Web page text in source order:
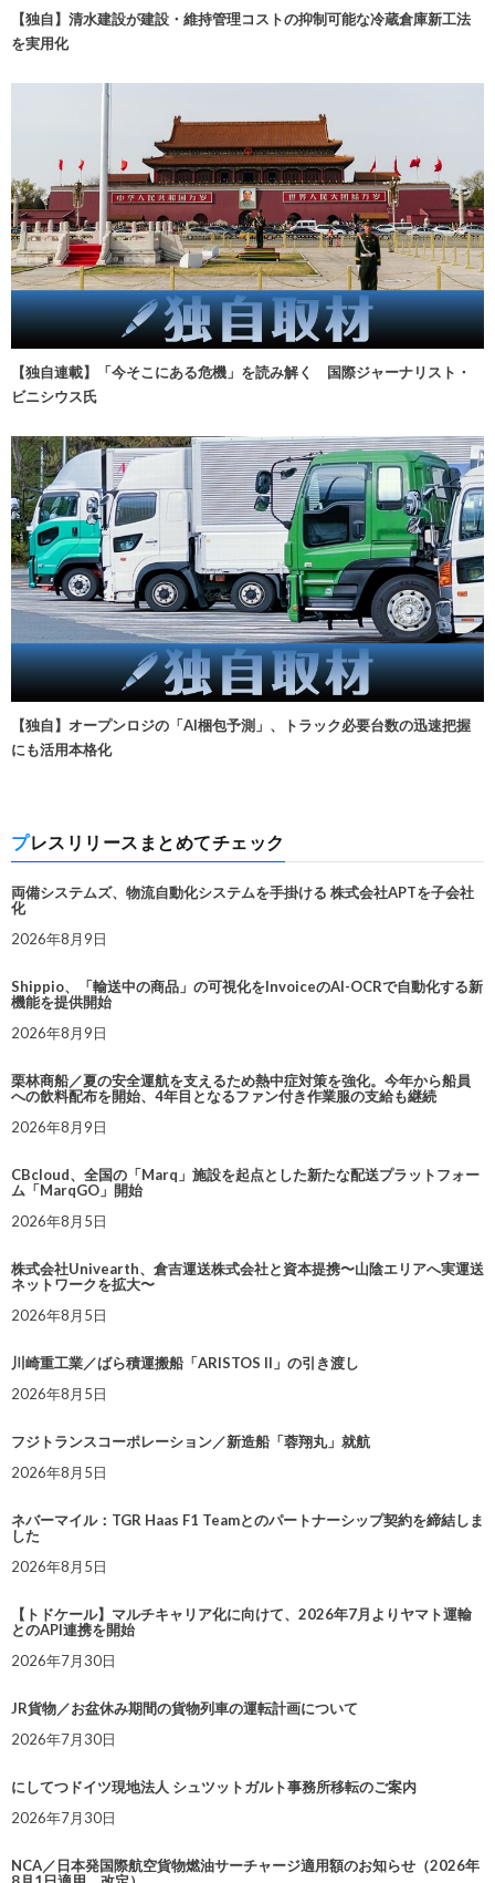
【独自】清水建設が建設・維持管理コストの抑制可能な冷蔵倉庫新工法
を実用化
【独自連載】「今そこにある危機」を読み解く 国際ジャーナリスト・
ビニシウス氏
【独自】オープンロジの「AI梱包予測」、トラック必要台数の迅速把握
にも活用本格化
プレスリリースまとめてチェック
両備システムズ、物流自動化システムを手掛ける 株式会社APTを子会社
化
2026年8月9日
Shippio、「輸送中の商品」の可視化をInvoiceのAI-OCRで自動化する新
機能を提供開始
2026年8月9日
栗林商船／夏の安全運航を支えるため熱中症対策を強化。今年から船員
への飲料配布を開始、4年目となるファン付き作業服の支給も継続
2026年8月9日
CBcloud、全国の「Marq」施設を起点とした新たな配送プラットフォー
ム「MarqGO」開始
2026年8月5日
株式会社Univearth、倉吉運送株式会社と資本提携〜山陰エリアへ実運送
ネットワークを拡大〜
2026年8月5日
川崎重工業／ばら積運搬船「ARISTOS II」の引き渡し
2026年8月5日
フジトランスコーポレーション／新造船「蓉翔丸」就航
2026年8月5日
ネバーマイル：TGR Haas F1 Teamとのパートナーシップ契約を締結しま
した
2026年8月5日
【トドケール】マルチキャリア化に向けて、2026年7月よりヤマト運輸
とのAPI連携を開始
2026年7月30日
JR貨物／お盆休み期間の貨物列車の運転計画について
2026年7月30日
にしてつドイツ現地法人 シュツットガルト事務所移転のご案内
2026年7月30日
NCA／日本発国際航空貨物燃油サーチャージ適用額のお知らせ（2026年